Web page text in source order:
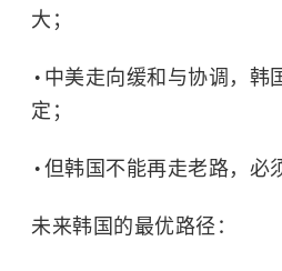
大；
中美走向缓和与协调，韩
定；
但韩国不能再走老路，必
未来韩国的最优路径：